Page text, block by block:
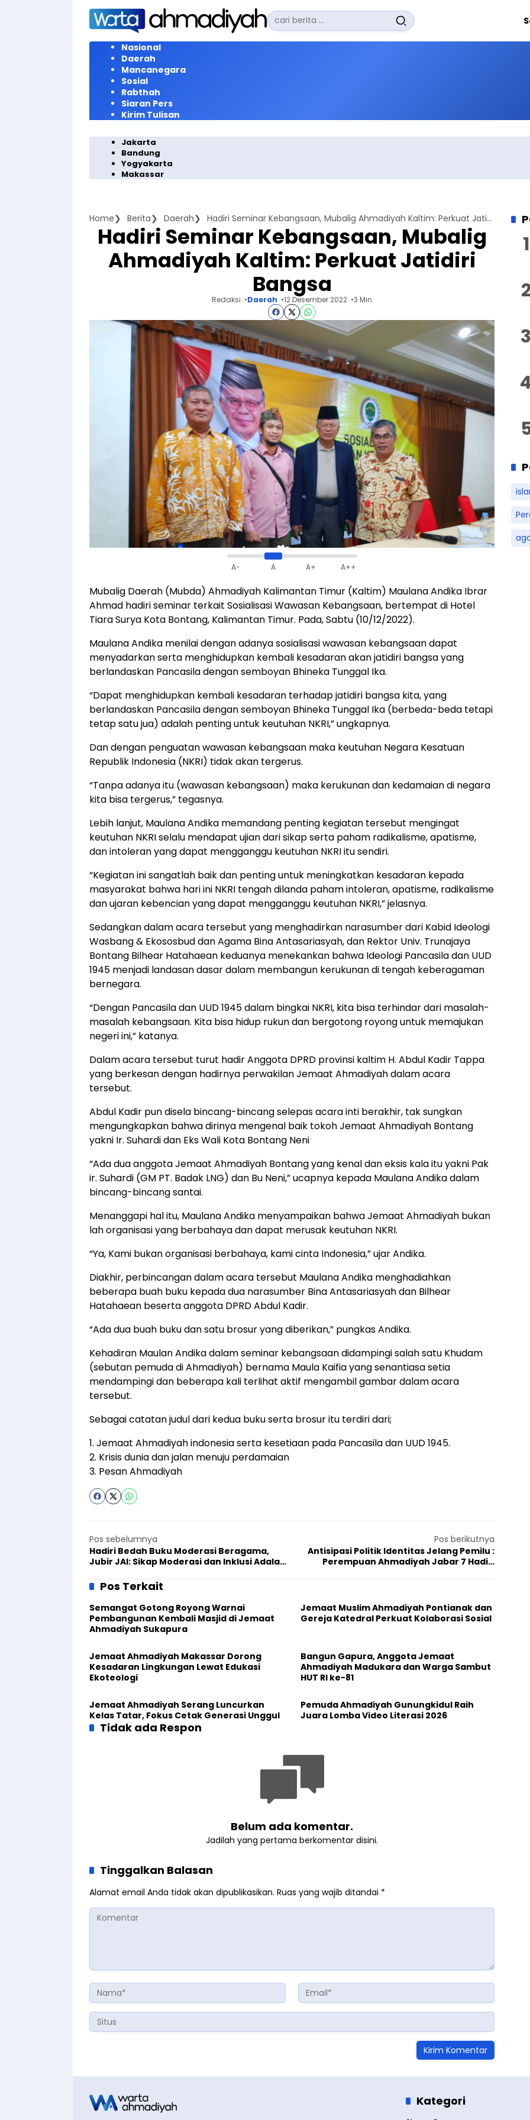
Langsung
konten
Pencarian
untuk:
Nasional
Daerah
Mancanegara
Sosial
Rabthah
Siaran Pers
Kirim Tulisan
Jakarta
Bandung
Yogyakarta
Makassar
Home Berita Daerah Hadiri Seminar Kebangsaan, Mubalig Ahmadiyah Kaltim: Perkuat Jatidiri Bangsa
Hadiri Seminar Kebangsaan, Mubalig
Ahmadiyah Kaltim: Perkuat Jatidiri
Bangsa
Redaksi Daerah 12 Desember 2022 3 Min
A- A A+ A++
Mubalig Daerah (Mubda) Ahmadiyah Kalimantan Timur (Kaltim) Maulana Andika Ibrar
Ahmad hadiri seminar terkait Sosialisasi Wawasan Kebangsaan, bertempat di Hotel
Tiara Surya Kota Bontang, Kalimantan Timur. Pada, Sabtu (10/12/2022).
Maulana Andika menilai dengan adanya sosialisasi wawasan kebangsaan dapat
menyadarkan serta menghidupkan kembali kesadaran akan jatidiri bangsa yang
berlandaskan Pancasila dengan semboyan Bhineka Tunggal Ika.
“Dapat menghidupkan kembali kesadaran terhadap jatidiri bangsa kita, yang
berlandaskan Pancasila dengan semboyan Bhineka Tunggal Ika (berbeda-beda tetapi
tetap satu jua) adalah penting untuk keutuhan NKRI,” ungkapnya.
Dan dengan penguatan wawasan kebangsaan maka keutuhan Negara Kesatuan
Republik Indonesia (NKRI) tidak akan tergerus.
“Tanpa adanya itu (wawasan kebangsaan) maka kerukunan dan kedamaian di negara
kita bisa tergerus,” tegasnya.
Lebih lanjut, Maulana Andika memandang penting kegiatan tersebut mengingat
keutuhan NKRI selalu mendapat ujian dari sikap serta paham radikalisme, apatisme,
dan intoleran yang dapat mengganggu keutuhan NKRI itu sendiri.
“Kegiatan ini sangatlah baik dan penting untuk meningkatkan kesadaran kepada
masyarakat bahwa hari ini NKRI tengah dilanda paham intoleran, apatisme, radikalisme
dan ujaran kebencian yang dapat mengganggu keutuhan NKRI,” jelasnya.
Sedangkan dalam acara tersebut yang menghadirkan narasumber dari Kabid Ideologi
Wasbang & Ekososbud dan Agama Bina Antasariasyah, dan Rektor Univ. Trunajaya
Bontang Bilhear Hatahaean keduanya menekankan bahwa Ideologi Pancasila dan UUD
1945 menjadi landasan dasar dalam membangun kerukunan di tengah keberagaman
bernegara.
“Dengan Pancasila dan UUD 1945 dalam bingkai NKRI, kita bisa terhindar dari masalah-
masalah kebangsaan. Kita bisa hidup rukun dan bergotong royong untuk memajukan
negeri ini,” katanya.
Dalam acara tersebut turut hadir Anggota DPRD provinsi kaltim H. Abdul Kadir Tappa
yang berkesan dengan hadirnya perwakilan Jemaat Ahmadiyah dalam acara
tersebut.
Abdul Kadir pun disela bincang-bincang selepas acara inti berakhir, tak sungkan
mengungkapkan bahwa dirinya mengenal baik tokoh Jemaat Ahmadiyah Bontang
yakni Ir. Suhardi dan Eks Wali Kota Bontang Neni
“Ada dua anggota Jemaat Ahmadiyah Bontang yang kenal dan eksis kala itu yakni Pak
ir. Suhardi (GM PT. Badak LNG) dan Bu Neni,” ucapnya kepada Maulana Andika dalam
bincang-bincang santai.
Menanggapi hal itu, Maulana Andika menyampaikan bahwa Jemaat Ahmadiyah bukan
lah organisasi yang berbahaya dan dapat merusak keutuhan NKRI.
“Ya, Kami bukan organisasi berbahaya, kami cinta Indonesia,” ujar Andika.
Diakhir, perbincangan dalam acara tersebut Maulana Andika menghadiahkan
beberapa buah buku kepada dua narasumber Bina Antasariasyah dan Bilhear
Hatahaean beserta anggota DPRD Abdul Kadir.
“Ada dua buah buku dan satu brosur yang diberikan,” pungkas Andika.
Kehadiran Maulan Andika dalam seminar kebangsaan didampingi salah satu Khudam
(sebutan pemuda di Ahmadiyah) bernama Maula Kaifia yang senantiasa setia
mendampingi dan beberapa kali terlihat aktif mengambil gambar dalam acara
tersebut.
Sebagai catatan judul dari kedua buku serta brosur itu terdiri dari;
1. Jemaat Ahmadiyah indonesia serta kesetiaan pada Pancasila dan UUD 1945.
2. Krisis dunia dan jalan menuju perdamaian
3. Pesan Ahmadiyah
Pos sebelumnya
Hadiri Bedah Buku Moderasi Beragama,
Jubir JAI: Sikap Moderasi dan Inklusi Adalah
Pos berikutnya
Antisipasi Politik Identitas Jelang Pemilu :
Perempuan Ahmadiyah Jabar 7 Hadiri
Pos Terkait
Semangat Gotong Royong Warnai
Pembangunan Kembali Masjid di Jemaat
Ahmadiyah Sukapura
Jemaat Muslim Ahmadiyah Pontianak dan
Gereja Katedral Perkuat Kolaborasi Sosial
Jemaat Ahmadiyah Makassar Dorong
Kesadaran Lingkungan Lewat Edukasi
Ekoteologi
Bangun Gapura, Anggota Jemaat
Ahmadiyah Madukara dan Warga Sambut
HUT RI ke-81
Jemaat Ahmadiyah Serang Luncurkan
Kelas Tatar, Fokus Cetak Generasi Unggul
Pemuda Ahmadiyah Gunungkidul Raih
Juara Lomba Video Literasi 2026
Tidak ada Respon
Belum ada komentar.
Jadilah yang pertama berkomentar disini.
Tinggalkan Balasan
Alamat email Anda tidak akan dipublikasikan. Ruas yang wajib ditandai *
Kategori